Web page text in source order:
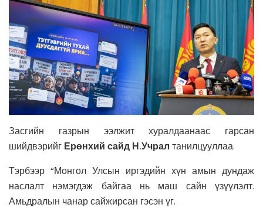
Засгийн газрын ээлжит хуралдаанаас гарсан
шийдвэрийг Ерөнхий сайд Н.Учрал танилцууллаа.
Тэрбээр “Монгол Улсын иргэдийн хүн амын дундаж
наслалт нэмэгдэж байгаа нь маш сайн үзүүлэлт.
Амьдралын чанар сайжирсан гэсэн үг.